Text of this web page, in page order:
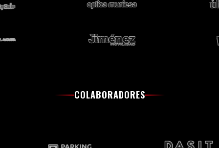
COLABORADORES